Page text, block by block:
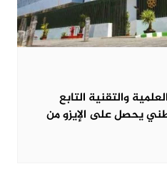
والتقنية التابع
يحصل على الإيزو من